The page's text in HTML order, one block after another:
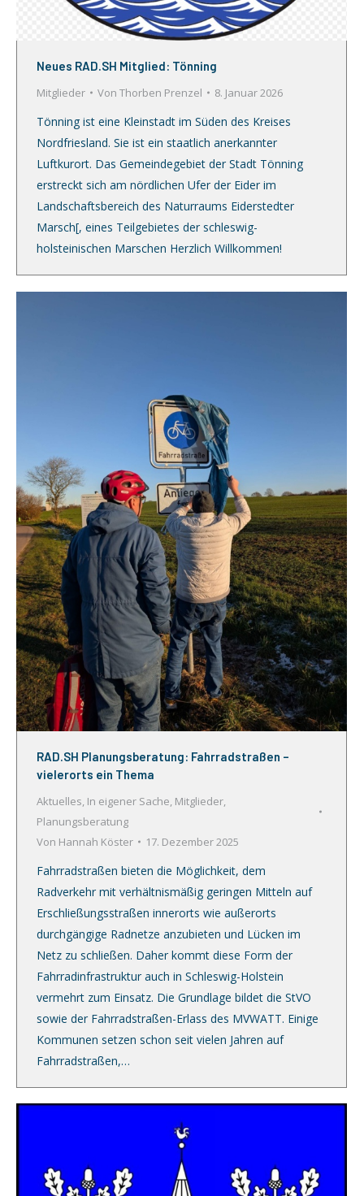
Neues RAD.SH Mitglied: Tönning
Mitglieder
Von Thorben Prenzel 8. Januar 2026
Tönning ist eine Kleinstadt im Süden des Kreises
Nordfriesland. Sie ist ein staatlich anerkannter
Luftkurort. Das Gemeindegebiet der Stadt Tönning
erstreckt sich am nördlichen Ufer der Eider im
Landschaftsbereich des Naturraums Eiderstedter
Marsch[, eines Teilgebietes der schleswig-
holsteinischen Marschen Herzlich Willkommen!
RAD.SH Planungsberatung: Fahrradstraßen –
vielerorts ein Thema
Aktuelles, In eigener Sache, Mitglieder,
Planungsberatung
Von Hannah Köster 17. Dezember 2025
Fahrradstraßen bieten die Möglichkeit, dem
Radverkehr mit verhältnismäßig geringen Mitteln auf
Erschließungsstraßen innerorts wie außerorts
durchgängige Radnetze anzubieten und Lücken im
Netz zu schließen. Daher kommt diese Form der
Fahrradinfrastruktur auch in Schleswig-Holstein
vermehrt zum Einsatz. Die Grundlage bildet die StVO
sowie der Fahrradstraßen-Erlass des MVWATT. Einige
Kommunen setzen schon seit vielen Jahren auf
Fahrradstraßen,…